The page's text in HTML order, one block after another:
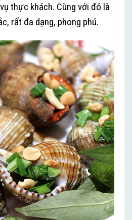
thực khách. Cùng với đó là
rất đa dạng, phong phú.